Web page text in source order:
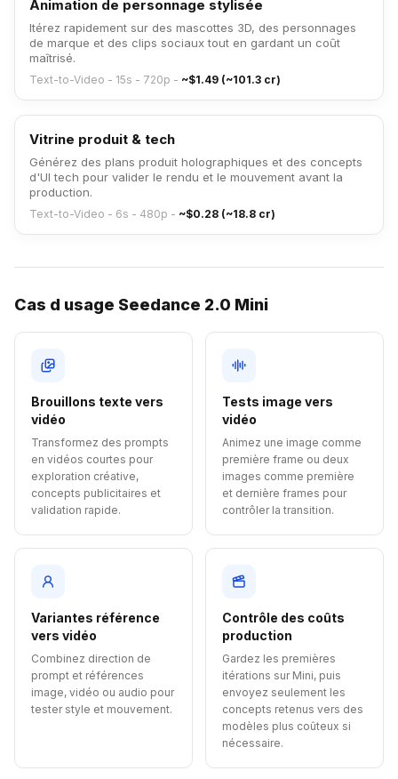
Animation de personnage stylisée
Itérez rapidement sur des mascottes 3D, des personnages
de marque et des clips sociaux tout en gardant un coût
maîtrisé.
Text-to-Video - 15s - 720p - ~$1.49 (~101.3 cr)
Vitrine produit & tech
Générez des plans produit holographiques et des concepts
d'UI tech pour valider le rendu et le mouvement avant la
production.
Text-to-Video - 6s - 480p - ~$0.28 (~18.8 cr)
Cas d usage Seedance 2.0 Mini
Brouillons texte vers
vidéo
Transformez des prompts
en vidéos courtes pour
exploration créative,
concepts publicitaires et
validation rapide.
Tests image vers
vidéo
Animez une image comme
première frame ou deux
images comme première
et dernière frames pour
contrôler la transition.
Variantes référence
vers vidéo
Combinez direction de
prompt et références
image, vidéo ou audio pour
tester style et mouvement.
Contrôle des coûts
production
Gardez les premières
itérations sur Mini, puis
envoyez seulement les
concepts retenus vers des
modèles plus coûteux si
nécessaire.